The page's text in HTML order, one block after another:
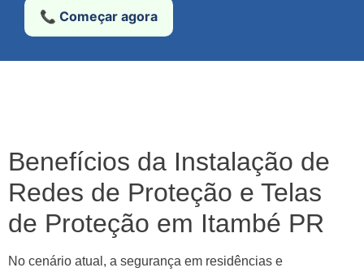
📞 Começar agora
Benefícios da Instalação de
Redes de Proteção e Telas
de Proteção em Itambé PR
No cenário atual, a segurança em residências e